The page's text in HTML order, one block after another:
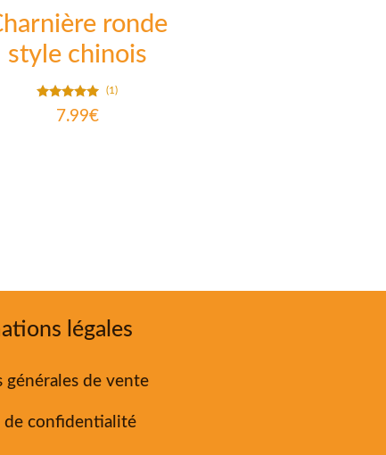
ronde
style chinois
Note
5.00
(1)
7.99€
légales
générales de vente
de confidentialité